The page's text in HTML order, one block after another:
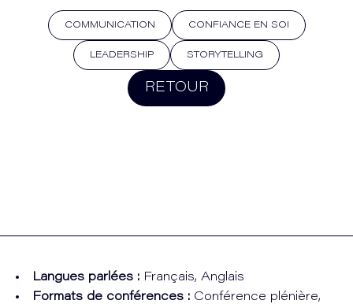
COMMUNICATION CONFIANCE EN SOI
LEADERSHIP STORYTELLING
RETOUR
Langues parlées : Français, Anglais
Formats de conférences : Conférence plénière,